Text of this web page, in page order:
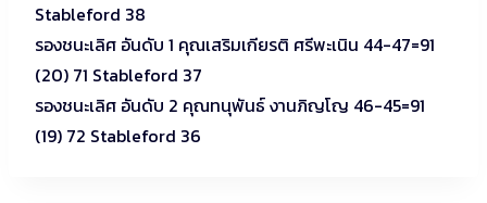
Stableford 38
รองชนะเลิศ อันดับ 1 คุณเสริมเกียรติ ศรีพะเนิน 44-47=91
(20) 71 Stableford 37
รองชนะเลิศ อันดับ 2 คุณทนุพันธ์ งานภิญโญ 46-45=91
(19) 72 Stableford 36